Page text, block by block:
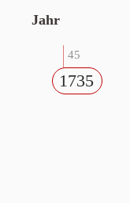
Jahr
45
1735